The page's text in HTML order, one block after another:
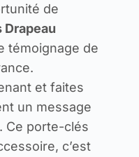
de
témoignage de
et faites
un message
Ce porte-clés
c’est